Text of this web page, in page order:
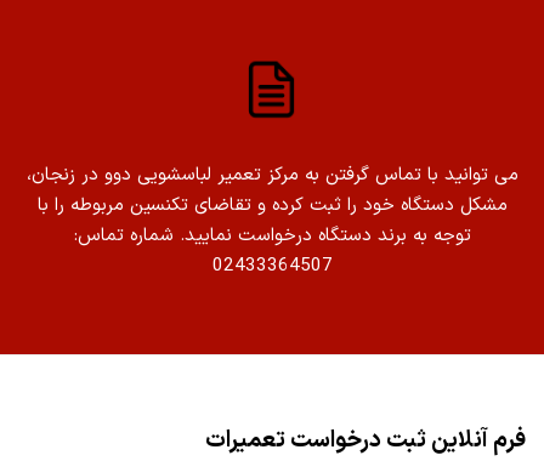
می توانید با تماس گرفتن به مرکز تعمیر لباسشویی دوو در زنجان،
مشکل دستگاه خود را ثبت کرده و تقاضای تکنسین مربوطه را با
توجه به برند دستگاه درخواست نمایید. شماره تماس:
02433364507
فرم آنلاین ثبت درخواست تعمیرات